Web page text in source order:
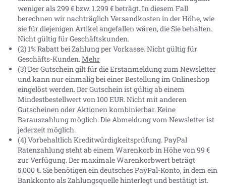
weniger als 299 € bzw. 1.299 € beträgt. In diesem Fall
berechnen wir nachträglich Versandkosten in der Höhe, wie
sie für diejenigen Artikel angefallen wären, die Sie behalten.
Nicht gültig für Geschäftskunden.
(2) 1% Rabatt bei Zahlung per Vorkasse. Nicht gültig für
Geschäfts-Kunden.Mehr
(3) Der Gutschein gilt für die Erstanmeldung zum Newsletter
und kann nur einmalig bei einer Bestellung im Onlineshop
eingelöst werden. Der Gutschein ist gültig ab einem
Mindestbestellwert von 100 EUR. Nicht mit anderen
Gutscheinen oder Aktionen kombinierbar. Keine
Barauszahlung möglich. Die Abmeldung vom Newsletter ist
jederzeit möglich.
(4) Vorbehaltlich Kreditwürdigkeitsprüfung. PayPal
Ratenzahlung steht ab einem Warenkorb in Höhe von99 €
zur Verfügung. Der maximale Warenkorbwert beträgt
5.000 €. Sie benötigen ein deutsches PayPal-Konto, in dem ein
Bankkonto als Zahlungsquelle hinterlegt und bestätigt ist.